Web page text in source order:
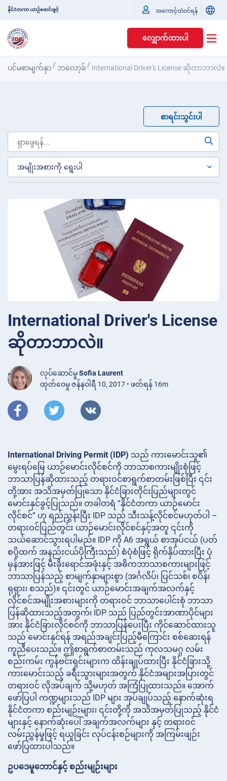
နိုင်ငံတကာ ယာဉ်မောင်းခွင့် အကောင့်ထဲဝင်ရန်
လျှောက်ထားပါ
ပင်မစာမျက်နှာ / ဘလော့ခ် / International Driver's License ဆိုတာဘာလဲ။
စာရင်းသွင်းပါ
International Driver's License
ဆိုတာဘာလဲ။
လုပ်ဆောင်မှုSofia Laurent
ထုတ်ဝေမှု ဇန်နဝါရီ 10, 2017 • ဖတ်ရန် 16m
International Driving Permit (IDP) သည် ကားမောင်းသူ၏
မွေးရပ်မြေ ယာဉ်မောင်းလိုင်စင်ကို ဘာသာစကားမျိုးစုံဖြင့်
ဘာသာပြန်ဆိုထားသည့် တရားဝင်စာရွက်စာတမ်းဖြစ်ပြီး ၎င်း
တို့အား အသိအမှတ်ပြုသော နိုင်ငံခြားတိုင်းပြည်များတွင်
မောင်းနှင်ခွင့်ပြုသည်။ တခါတရံ “နိုင်ငံတကာ ယာဉ်မောင်း
လိုင်စင်” ဟု ရည်ညွှန်းပြီး IDP သည် သီးသန့်လိုင်စင်မဟုတ်ပါ –
တရားဝင်ပြည်တွင်း ယာဉ်မောင်းလိုင်စင်နှင့်အတူ ၎င်းကို
သယ်ဆောင်သွားရပါမည်။ IDP ကို ​​A6 အရွယ် စာအုပ်ငယ် (ပတ်
စပို့ထက် အနည်းငယ်ပိုကြီးသည်) စံပုံစံဖြင့် ရိုက်နှိပ်ထားပြီး ပုံ
မှန်အားဖြင့် မီးခိုးရောင်အဖုံးနှင့် အဓိကဘာသာစကားများဖြင့်
ဘာသာပြန်သည့် စာမျက်နှာများစွာ (အင်္ဂလိပ်၊ ပြင်သစ်၊ စပိန်၊
ရုရှား၊ စသည်)။ ၎င်းတွင် ယာဉ်မောင်းအချက်အလက်နှင့်
လိုင်စင်အမျိုးအစားများကို တရားဝင် ဘာသာပေါင်းစုံ ဘာသာ
ပြန်ဆိုထားသည့်အတွက်၊ IDP သည် ပြည်တွင်းအာဏာပိုင်များ
အား နိုင်ငံခြားလိုင်စင်ကို ဘာသာပြန်ပေးပြီး ကိုင်ဆောင်ထားသူ
သည် မောင်းနှင်ရန် အရည်အချင်းပြည့်မီကြောင်း စစ်ဆေးရန်
ကူညီပေးသည်။ ဤစာရွက်စာတမ်းသည် ကုလသမဂ္ဂ လမ်း
စည်းကမ်း ကွန်ဗင်းရှင်းများက ထိန်းချုပ်ထားပြီး နိုင်ငံခြားသို့
ကားမောင်းသည့် ခရီးသွားများအတွက် နိုင်ငံအများအပြားတွင်
တရားဝင် လိုအပ်ချက် သို့မဟုတ် အကြံပြုထားသည်။ အောက်
ဖော်ပြပါ ကဏ္ဍများသည် IDP များ အုပ်ချုပ်သည့် နောက်ဆုံးရ
နိုင်ငံတကာ စည်းမျဉ်းများ၊ ၎င်းတို့ကို အသိအမှတ်ပြုသည့် နိုင်ငံ
များနှင့် နောက်ဆုံးပေါ် အချက်အလက်များ နှင့် တရားဝင်
လမ်းညွှန်မှုဖြင့် ရယူခြင်း လုပ်ငန်းစဉ်များကို အကြမ်းဖျဉ်း
ဖော်ပြထားပါသည်။
ဥပဒေမူဘောင်နှင့် စည်းမျဉ်းများ